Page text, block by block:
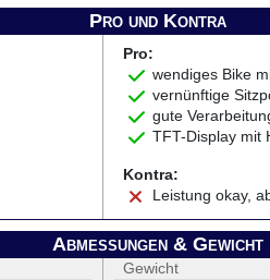
Pro und Kontra
Pro:
wendiges Bike
vernünftige
gute
TFT-Display mit
Kontra:
Leistung okay,
Abmessungen & Gewicht
Gewicht